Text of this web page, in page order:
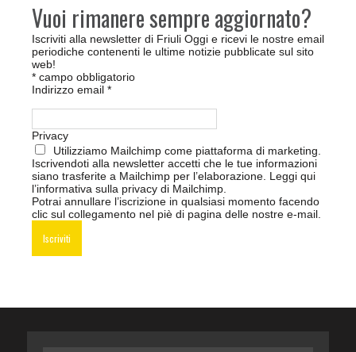
Vuoi rimanere sempre aggiornato?
Iscriviti alla newsletter di Friuli Oggi e ricevi le nostre email
periodiche contenenti le ultime notizie pubblicate sul sito
web!
* campo obbligatorio
Indirizzo email *
Privacy
Utilizziamo Mailchimp come piattaforma di marketing.
Iscrivendoti alla newsletter accetti che le tue informazioni
siano trasferite a Mailchimp per l’elaborazione. Leggi qui
l’informativa sulla privacy di Mailchimp
Potrai annullare l’iscrizione in qualsiasi momento facendo
clic sul collegamento nel piè di pagina delle nostre e-mail.